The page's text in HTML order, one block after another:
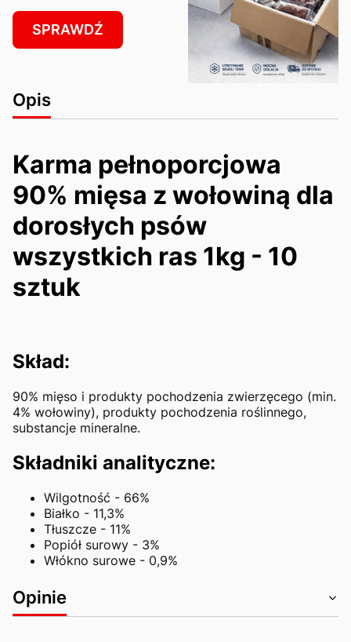
SPRAWDŹ
Opis
Karma pełnoporcjowa
90% mięsa z wołowiną dla
dorosłych psów
wszystkich ras 1kg - 10
sztuk
Skład:
90% mięso i produkty pochodzenia zwierzęcego (min.
4% wołowiny), produkty pochodzenia roślinnego,
substancje mineralne.
Składniki analityczne:
Wilgotność - 66%
Białko - 11,3%
Tłuszcze - 11%
Popiół surowy - 3%
Włókno surowe - 0,9%
Opinie